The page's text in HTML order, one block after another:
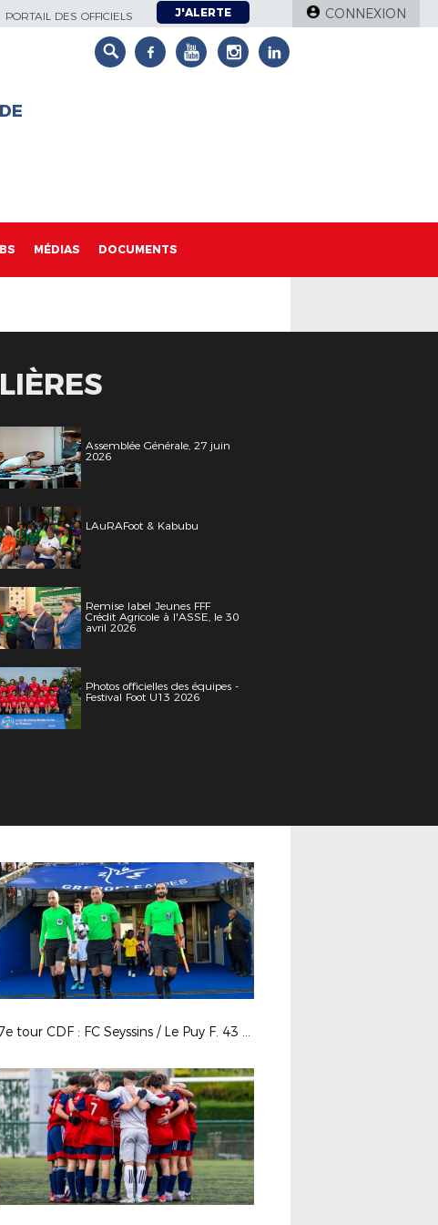
PORTAIL DES OFFICIELS J'ALERTE CONNEXION
MÉDIAS DOCUMENTS
Assemblée Générale, 27 juin
2026
LAuRAFoot & Kabubu
Remise label Jeunes FFF
Crédit Agricole à l'ASSE, le 30
avril 2026
Photos officielles des équipes -
Festival Foot U13 2026
7e tour CDF : FC Seyssins / Le Puy F. 43 Auv.